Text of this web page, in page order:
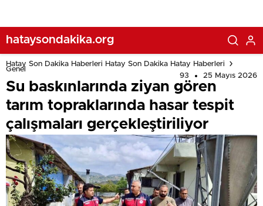
hataysondakika.org
Hatay Son Dakika Haberleri Hatay Son Dakika Hatay Haberleri
Genel
93
25 Mayıs 2026
Su baskınlarında ziyan gören
tarım topraklarında hasar tespit
çalışmaları gerçekleştiriliyor